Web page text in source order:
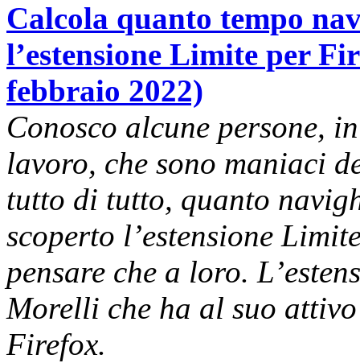
Calcola quanto tempo
l’estensione Limite per
febbraio 2022)
Conosco alcune persone,
lavoro, che sono maniaci
tutto di tutto, quanto
scoperto l’estensione
pensare che a loro.
Morelli che ha al suo
Firefox.